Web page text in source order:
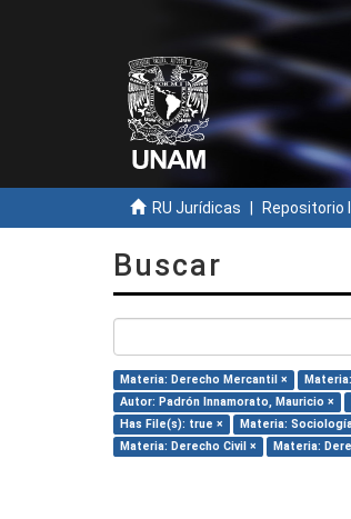
RU Jurídicas Repositorio
Buscar
Materia: Derecho Mercantil ×
Autor: Padrón Innamorato, Mauricio ×
Has File(s): true ×
Materia:
Materia: Derecho Civil ×
Materia: